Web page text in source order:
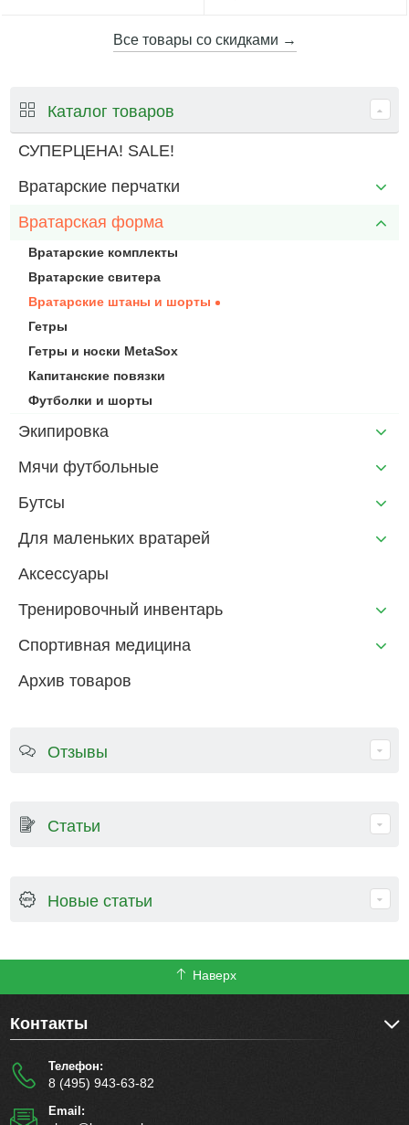
Все товары со скидками →
Каталог товаров
СУПЕРЦЕНА! SALE!
Вратарские перчатки
Вратарская форма
Вратарские комплекты
Вратарские свитера
Вратарские штаны и шорты
Гетры
Гетры и носки MetaSox
Капитанские повязки
Футболки и шорты
Экипировка
Мячи футбольные
Бутсы
Для маленьких вратарей
Аксессуары
Тренировочный инвентарь
Спортивная медицина
Архив товаров
Отзывы
Статьи
Новые статьи
Наверх
Контакты
Телефон:
8 (495) 943-63-82
Email: